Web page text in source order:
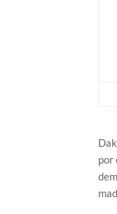
por